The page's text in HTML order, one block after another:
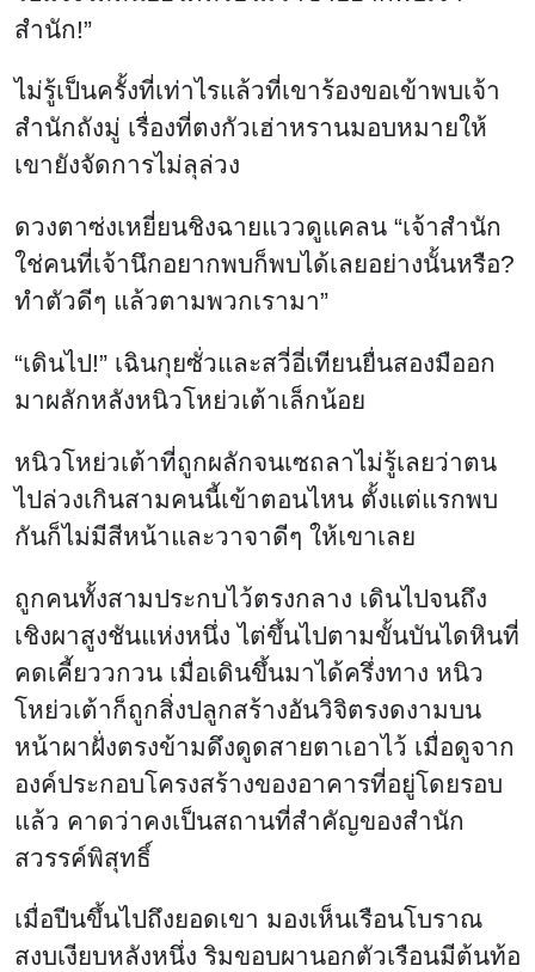
เมื่อปีนขึ้นไปถึงยอดเขา มองเห็นเรือนโบราณ
สงบเงียบหลังหนึ่ง ริมขอบผานอกตัวเรือนมีต้นท้อ